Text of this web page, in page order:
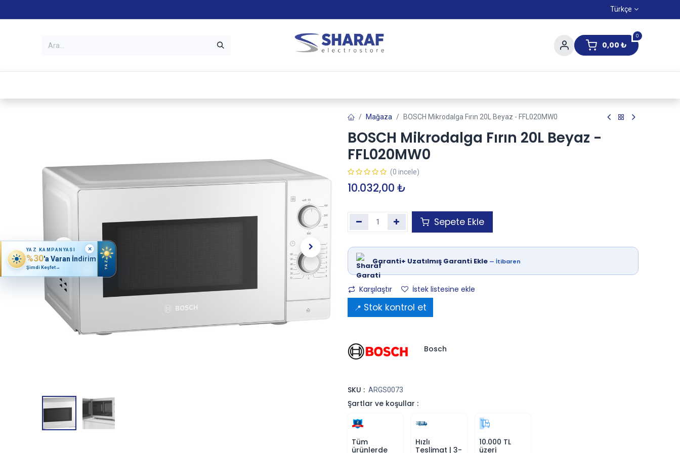
Türkçe
0
0,00 ₺
Mağaza BOSCH Mikrodalga Fırın 20L Beyaz - FFL020MW0
BOSCH Mikrodalga Fırın 20L Beyaz -
FFL020MW0
(0 incele)
10.032,00 ₺
Sepete Ekle
Garanti+ Uzatılmış Garanti Ekle — İtibaren
Karşılaştır
İstek listesine ekle
📍 Stok kontrol et
Bosch
SKU : ARGS0073
Şartlar ve koşullar :
Tüm
ürünlerde
Hızlı
Teslimat | 3-
10.000 TL
üzeri
YAZ KAMPANYASI
%30'a Varan İndirim
Şimdi Keşfet→ YAZ
×